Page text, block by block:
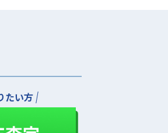
たい方